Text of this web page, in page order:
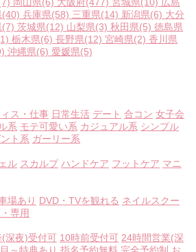
岡山県(6) 大阪府(477) 宮城県(10) 広島
(40) 兵庫県(58) 三重県(14) 新潟県(6) 大分
(7) 茨城県(12) 山梨県(3) 秋田県(5) 徳島県
栃木県(6) 長野県(12) 宮崎県(2) 香川県
沖縄県(6) 愛媛県(5)
ス・仕事 日常生活 デート 合コン 女子会
系 モテ可愛い系 カジュアル系 シンプル
ト系 ガーリー系
ル スカルプ ハンドケア フットケア マニ
場あり DVD・TVを観れる ネイルスクー
専用
深夜)受付可 10時前受付可 24時間営業(深